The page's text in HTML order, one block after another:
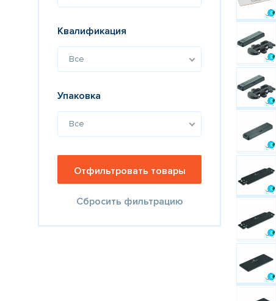
Квалификация
Все
Упаковка
Все
Сбросить фильтрацию